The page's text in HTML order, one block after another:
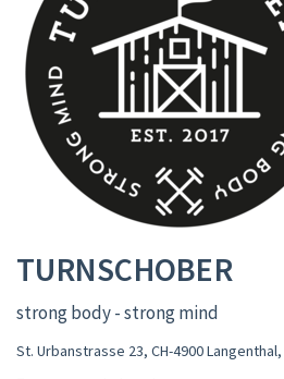
TURNSCHOBER
strong body - strong mind
St. Urbanstrasse 23, CH-4900 Langenthal,